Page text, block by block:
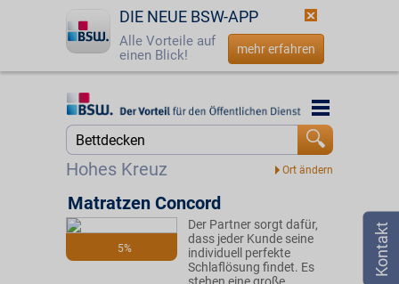
DIE NEUE BSW-APP
Alle Vorteile auf
einen Blick!
mehr erfahren
Startseite
☎ 0800 - 279 25 82
Hohes Kreuz
Startseite
5%
Matratzen Concord
Der Partner sorgt dafür,
dass jeder Kunde seine
individuell perfekte
Schlaflösung findet. Es